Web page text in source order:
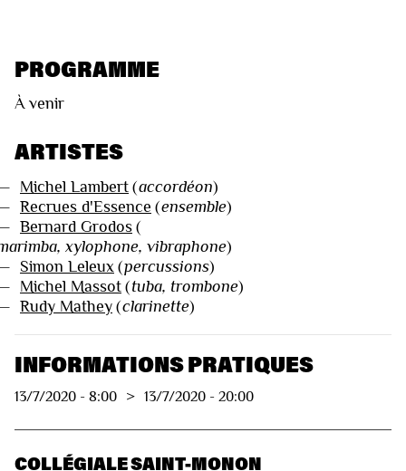
PROGRAMME
À venir
ARTISTES
Michel Lambert (accordéon)
Recrues d'Essence (ensemble)
Bernard Grodos (
xylophone, vibraphone)
Simon Leleux (percussions)
Michel Massot (tuba, trombone)
Rudy Mathey (clarinette)
INFORMATIONS PRATIQUES
13/7/2020 - 8:00 > 13/7/2020 - 20:00
COLLÉGIALE SAINT-MONON